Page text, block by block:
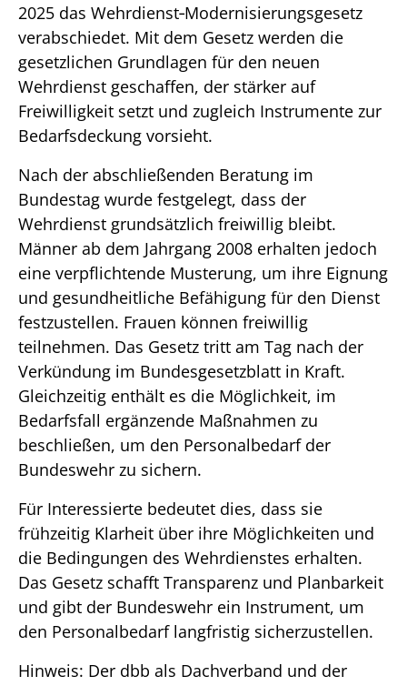
2025 das Wehrdienst‑Modernisierungsgesetz
verabschiedet. Mit dem Gesetz werden die
gesetzlichen Grundlagen für den neuen
Wehrdienst geschaffen, der stärker auf
Freiwilligkeit setzt und zugleich Instrumente zur
Bedarfsdeckung vorsieht.
Nach der abschließenden Beratung im
Bundestag wurde festgelegt, dass der
Wehrdienst grundsätzlich freiwillig bleibt.
Männer ab dem Jahrgang 2008 erhalten jedoch
eine verpflichtende Musterung, um ihre Eignung
und gesundheitliche Befähigung für den Dienst
festzustellen. Frauen können freiwillig
teilnehmen. Das Gesetz tritt am Tag nach der
Verkündung im Bundesgesetzblatt in Kraft.
Gleichzeitig enthält es die Möglichkeit, im
Bedarfsfall ergänzende Maßnahmen zu
beschließen, um den Personalbedarf der
Bundeswehr zu sichern.
Für Interessierte bedeutet dies, dass sie
frühzeitig Klarheit über ihre Möglichkeiten und
die Bedingungen des Wehrdienstes erhalten.
Das Gesetz schafft Transparenz und Planbarkeit
und gibt der Bundeswehr ein Instrument, um
den Personalbedarf langfristig sicherzustellen.
Hinweis: Der dbb als Dachverband und der